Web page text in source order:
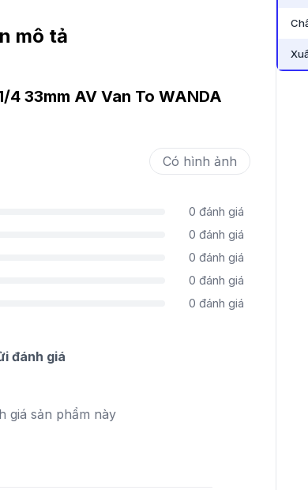
mô tả
4 33mm AV Van To WANDA
Có hình ảnh
0 đánh giá
0 đánh giá
0 đánh giá
0 đánh giá
0 đánh giá
đánh giá
giá sản phẩm này